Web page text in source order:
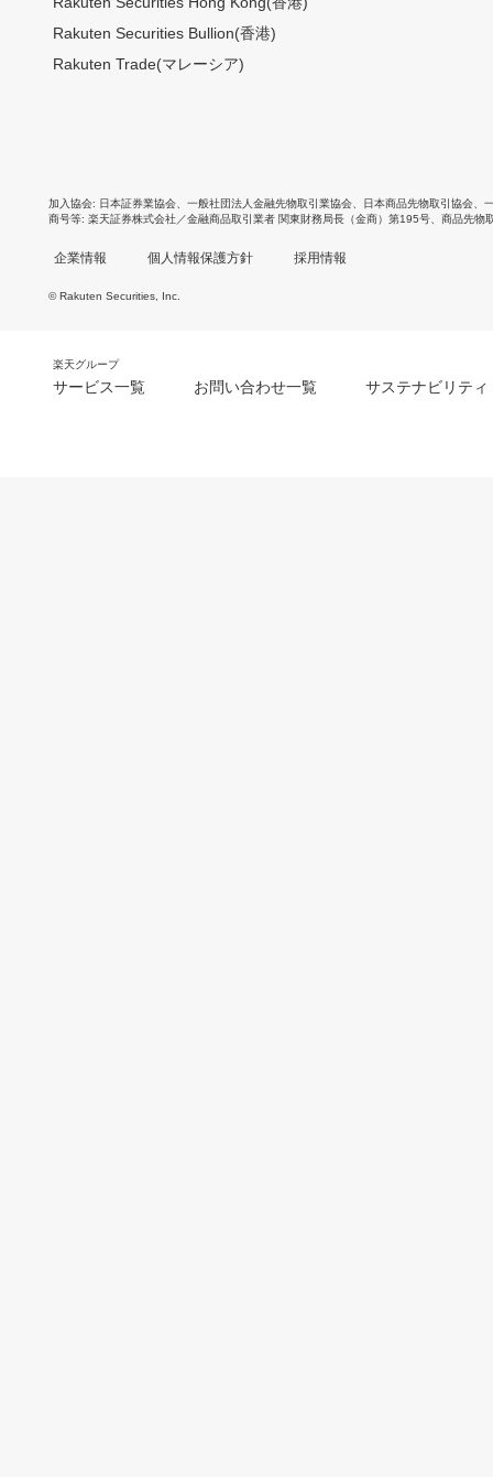
Rakuten Securities Bullion(香港)
Rakuten Trade(マレーシア)
加入協会 日本証券業協会 一般社団法人金融先物取引業協会 日本商品先物取引協会
商号等 楽天証券株式会社／金融商品取引業者 関東財務局長（金商）第195号、商品先物
企業情報 個人情報保護方針 採用情報
© Rakuten Securities, Inc.
楽天グループ
サービス一覧 お問い合わせ一覧 サステナビリティ